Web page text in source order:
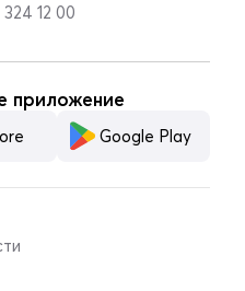
12 00
приложение
Google Play